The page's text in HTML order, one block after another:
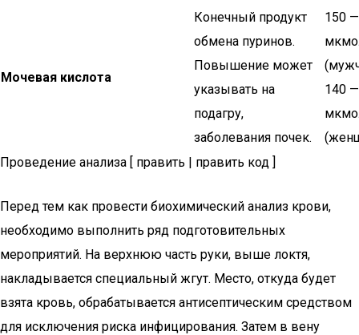
Мочевая кислота
Конечный продукт
обмена пуринов.
Повышение может
указывать на
подагру,
заболевания почек.
150
140
Проведение анализа [ править | править код ]
Перед тем как провести биохимический анализ крови,
необходимо выполнить ряд подготовительных
мероприятий. На верхнюю часть руки, выше локтя,
накладывается специальный жгут. Место, откуда будет
взята кровь, обрабатывается антисептическим средством
для исключения риска инфицирования. Затем в вену